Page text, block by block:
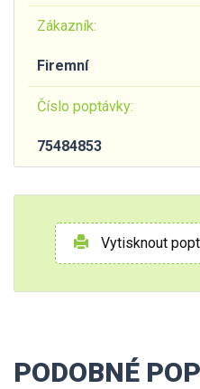
Zákazník:
Firemní
Číslo poptávky:
75484853
Vytisknout
PODOBNÉ